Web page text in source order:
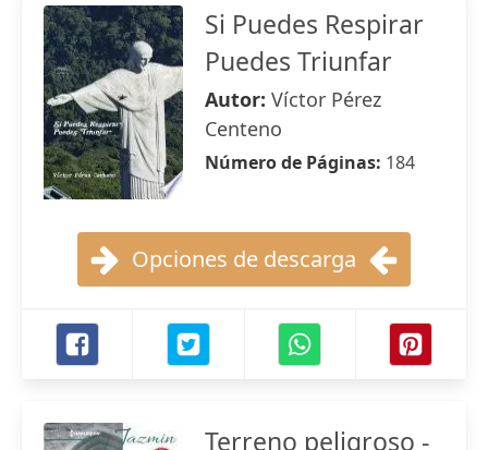
Si Puedes Respirar
Puedes Triunfar
Autor: Víctor Pérez
Centeno
Número de Páginas: 184
Opciones de descarga
Terreno peligroso -